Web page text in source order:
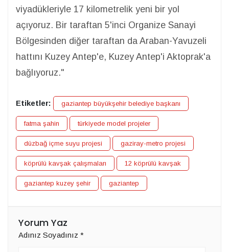
viyadükleriyle 17 kilometrelik yeni bir yol
açıyoruz. Bir taraftan 5'inci Organize Sanayi
Bölgesinden diğer taraftan da Araban-Yavuzeli
hattını Kuzey Antep'e, Kuzey Antep'i Aktoprak'a
bağlıyoruz."
Etiketler: gaziantep büyükşehir belediye başkanı
fatma şahin türkiyede model projeler
düzbağ içme suyu projesi gaziray-metro projesi
köprülü kavşak çalışmaları 12 köprülü kavşak
gaziantep kuzey şehir gaziantep
Yorum Yaz
Adınız Soyadınız *